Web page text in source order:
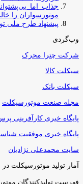
جذاب اما
موتورسواران را
پیشنهاد طرح ملی
وب‌گردی
شرکت چترا محرک
سیکلت کالا
سیکلت بانک
مجله صنعت موتورسیکلت
پایگاه خبری کارآفرینی
پایگاه خبری موفقیت
سایت محمدعلی نژادیان
آمار تولید موتورسیکلت در
فهرست تولیدکنندگان